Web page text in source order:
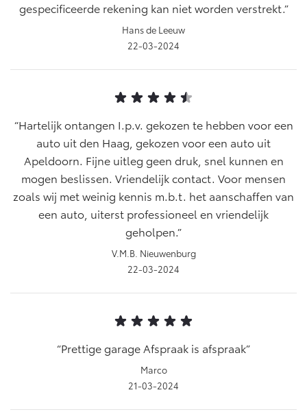
gespecificeerde rekening kan niet worden verstrekt.
Hans de Leeuw
22-03-2024
Hartelijk ontangen I.p.v. gekozen te hebben voor een
auto uit den Haag, gekozen voor een auto uit
Apeldoorn. Fijne uitleg geen druk, snel kunnen en
mogen beslissen. Vriendelijk contact. Voor mensen
zoals wij met weinig kennis m.b.t. het aanschaffen van
een auto, uiterst professioneel en vriendelijk
geholpen.
V.M.B. Nieuwenburg
22-03-2024
Prettige garage Afspraak is afspraak
Marco
21-03-2024